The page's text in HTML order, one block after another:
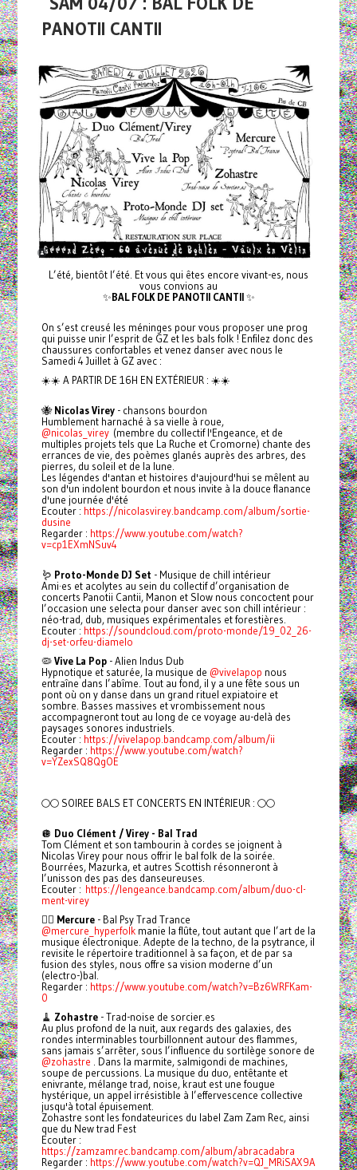
PANOTII CANTII
L’été, bientôt l’été. Et vous qui êtes encore vivant-es, nous
vous convions au
✨BAL FOLK DE PANOTII CANTII✨
On s’est creusé les méninges pour vous proposer une prog
qui puisse unir l’esprit de GZ et les bals folk ! Enfilez donc des
chaussures confortables et venez danser avec nous le
Samedi 4 Juillet à GZ avec :
☀️☀️ A PARTIR DE 16H EN EXTÉRIEUR : ☀️☀️
🐝Nicolas Virey- chansons bourdon
Humblement harnaché à sa vielle à roue,
@nicolas_virey(membre du collectif l'Engeance, et de
multiples projets tels que La Ruche et Cromorne) chante des
errances de vie, des poèmes glanés auprès des arbres, des
pierres, du soleil et de la lune.
Les légendes d'antan et histoires d'aujourd'hui se mêlent au
son d'un indolent bourdon et nous invite à la douce flanance
d'une journée d'été
Ecouter : https://nicolasvirey.bandcamp.com/album/sortie-
dusine
Regarder : https://www.youtube.com/watch?
v=cp1EXmNSuv4
🪱 Proto-Monde DJ Set - Musique de chill intérieur
Ami·es et acolytes au sein du collectif d’organisation de
concerts Panotii Cantii, Manon et Slow nous concoctent pour
l’occasion une selecta pour danser avec son chill intérieur :
néo-trad, dub, musiques expérimentales et forestières.
Ecouter : https://soundcloud.com/proto-monde/19_02_26-
dj-set-orfeu-diamelo
🦠Vive La Pop- Alien Indus Dub
Hypnotique et saturée, la musique de @vivelapop nous
entraîne dans l’abîme. Tout au fond, il y a une fête sous un
pont où on y danse dans un grand rituel expiatoire et
sombre. Basses massives et vrombissement nous
accompagneront tout au long de ce voyage au-delà des
paysages sonores industriels.
Ecouter : https://vivelapop.bandcamp.com/album/ii
Regarder : https://www.youtube.com/watch?
v=YZexSQ8QgOE
🌕🌕 SOIREE BALS ET CONCERTS EN INTÉRIEUR : 🌕🌕
🪩 Duo Clément / Virey - Bal Trad
Tom Clément et son tambourin à cordes se joignent à
Nicolas Virey pour nous offrir le bal folk de la soirée.
Bourrées, Mazurka, et autres Scottish résonneront à
l’unisson des pas des danseureuses.
Ecouter : https://lengeance.bandcamp.com/album/duo-cl-
ment-virey
🧚‍♂️ Mercure- Bal Psy Trad Trance
@mercure_hyperfolkmanie la flûte, tout autant que l’art de la
musique électronique. Adepte de la techno, de la psytrance, il
revisite le répertoire traditionnel à sa façon, et de par sa
fusion des styles, nous offre sa vision moderne d’un
(electro-)bal.
Regarder : https://www.youtube.com/watch?v=Bz6WRFKam-
0
🧹 Zohastre- Trad-noise de sorcier.es
Au plus profond de la nuit, aux regards des galaxies, des
rondes interminables tourbillonnent autour des flammes,
sans jamais s’arrêter, sous l’influence du sortilège sonore de
@zohastre . Dans la marmite, salmigondi de machines,
soupe de percussions. La musique du duo, entêtante et
enivrante, mélange trad, noise, kraut est une fougue
hystérique, un appel irrésistible à l’effervescence collective
jusqu'à total épuisement.
Zohastre sont les fondateurices du label Zam Zam Rec, ainsi
que du New trad Fest
Ecouter :
https://zamzamrec.bandcamp.com/album/abracadabra
Regarder : https://www.youtube.com/watch?v=QJ_MRiSAX9A